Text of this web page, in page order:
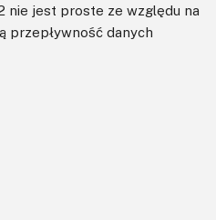
nie jest proste ze względu na
przepływność danych